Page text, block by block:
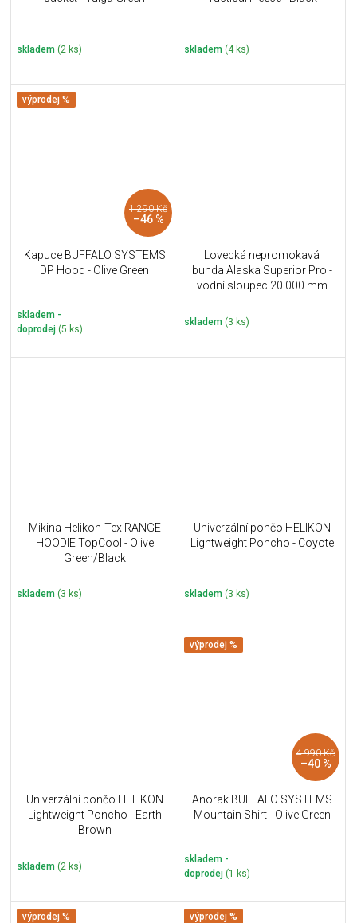
skladem (2 ks) skladem (4 ks)
výprodej %
1 290 Kč
–46 %
Kapuce BUFFALO SYSTEMS
DP Hood - Olive Green
skladem -
doprodej (5 ks)
Lovecká nepromokavá
bunda Alaska Superior Pro -
vodní sloupec 20.000 mm
skladem (3 ks)
Mikina Helikon-Tex RANGE
HOODIE TopCool - Olive
Green/Black
skladem (3 ks)
Univerzální pončo HELIKON
Lightweight Poncho - Coyote
skladem (3 ks)
Univerzální pončo HELIKON
Lightweight Poncho - Earth
Brown
skladem (2 ks)
výprodej %
4 990 Kč
–40 %
Anorak BUFFALO SYSTEMS
Mountain Shirt - Olive Green
skladem -
doprodej (1 ks)
výprodej % výprodej %